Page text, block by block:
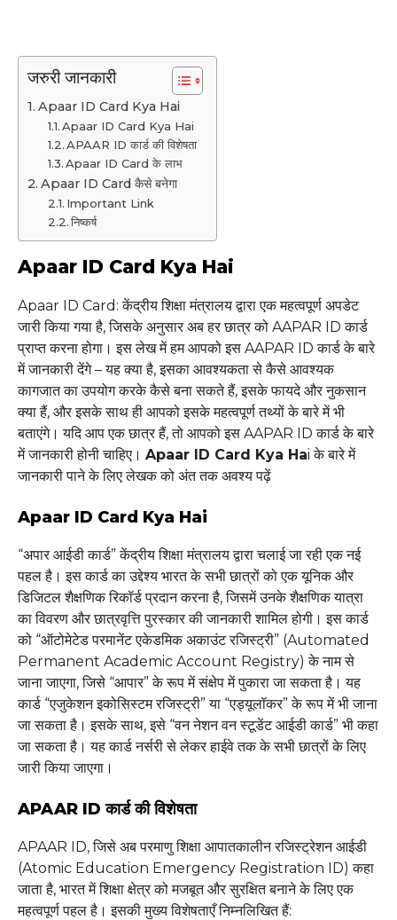
जरुरी जानकारी
Apaar ID Card Kya Hai
Apaar ID Card Kya Hai
APAAR ID कार्ड की विशेषता
Apaar ID Card के लाभ
Apaar ID Card कैसे बनेगा
Important Link
निष्कर्ष
Apaar ID Card Kya Hai
Apaar ID Card: केंद्रीय शिक्षा मंत्रालय द्वारा एक महत्वपूर्ण अपडेट
जारी किया गया है, जिसके अनुसार अब हर छात्र को AAPAR ID कार्ड
प्राप्त करना होगा। इस लेख में हम आपको इस AAPAR ID कार्ड के बारे
में जानकारी देंगे – यह क्या है, इसका आवश्यकता से कैसे आवश्यक
कागजात का उपयोग करके कैसे बना सकते हैं, इसके फायदे और नुकसान
क्या हैं, और इसके साथ ही आपको इसके महत्वपूर्ण तथ्यों के बारे में भी
बताएंगे। यदि आप एक छात्र हैं, तो आपको इस AAPAR ID कार्ड के बारे
में जानकारी होनी चाहिए। Apaar ID Card Kya Hai के बारे में
जानकारी पाने के लिए लेखक को अंत तक अवश्य पढ़ें
Apaar ID Card Kya Hai
“अपार आईडी कार्ड” केंद्रीय शिक्षा मंत्रालय द्वारा चलाई जा रही एक नई
पहल है। इस कार्ड का उद्देश्य भारत के सभी छात्रों को एक यूनिक और
डिजिटल शैक्षणिक रिकॉर्ड प्रदान करना है, जिसमें उनके शैक्षणिक यात्रा
का विवरण और छात्रवृत्ति पुरस्कार की जानकारी शामिल होगी। इस कार्ड
को “ऑटोमेटेड परमानेंट एकेडमिक अकाउंट रजिस्ट्री” (Automated
Permanent Academic Account Registry) के नाम से
जाना जाएगा, जिसे “आपार” के रूप में संक्षेप में पुकारा जा सकता है। यह
कार्ड “एजुकेशन इकोसिस्टम रजिस्ट्री” या “एड्यूलॉकर” के रूप में भी जाना
जा सकता है। इसके साथ, इसे “वन नेशन वन स्टूडेंट आईडी कार्ड” भी कहा
जा सकता है। यह कार्ड नर्सरी से लेकर हाईवे तक के सभी छात्रों के लिए
जारी किया जाएगा।
APAAR ID कार्ड की विशेषता
APAAR ID, जिसे अब परमाणु शिक्षा आपातकालीन रजिस्ट्रेशन आईडी
(Atomic Education Emergency Registration ID) कहा
जाता है, भारत में शिक्षा क्षेत्र को मजबूत और सुरक्षित बनाने के लिए एक
महत्वपूर्ण पहल है। इसकी मुख्य विशेषताएँ निम्नलिखित हैं: